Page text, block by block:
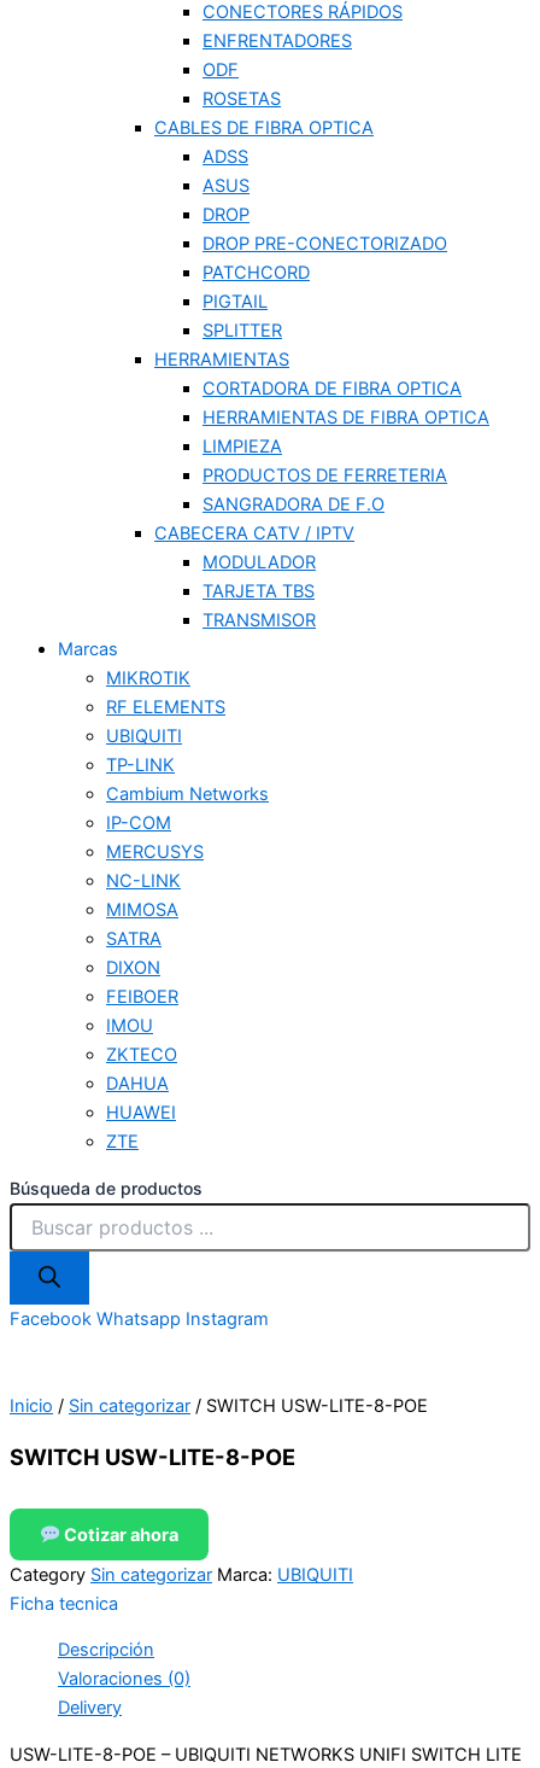
CONECTORES RÁPIDOS
ENFRENTADORES
ODF
ROSETAS
CABLES DE FIBRA OPTICA
ADSS
ASUS
DROP
DROP PRE-CONECTORIZADO
PATCHCORD
PIGTAIL
SPLITTER
HERRAMIENTAS
CORTADORA DE FIBRA OPTICA
HERRAMIENTAS DE FIBRA OPTICA
LIMPIEZA
PRODUCTOS DE FERRETERIA
SANGRADORA DE F.O
CABECERA CATV / IPTV
MODULADOR
TARJETA TBS
TRANSMISOR
Marcas
MIKROTIK
RF ELEMENTS
UBIQUITI
TP-LINK
Cambium Networks
IP-COM
MERCUSYS
NC-LINK
MIMOSA
SATRA
DIXON
FEIBOER
IMOU
ZKTECO
DAHUA
HUAWEI
ZTE
Búsqueda de productos
Facebook Whatsapp Instagram
Inicio / Sin categorizar / SWITCH USW-LITE-8-POE
SWITCH USW-LITE-8-POE
Cotizar ahora
Category Sin categorizar Marca: UBIQUITI
Ficha tecnica
Descripción
Valoraciones (0)
Delivery
USW-LITE-8-POE – UBIQUITI NETWORKS UNIFI SWITCH LITE